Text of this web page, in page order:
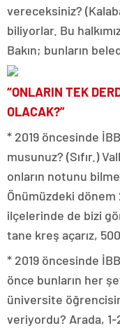
vereceksiniz?
biliyorlar. Bu
Bakın; bunların
“ONLARIN TEK
OLACAK?”
* 2019 öncesinde
musunuz? (Sıfır.)
onların notunu
Önümüzdeki dönem
ilçelerinde de bizi
tane kreş açarız,
* 2019 öncesinde
önce bunların her
üniversite
veriyordu? Arada,